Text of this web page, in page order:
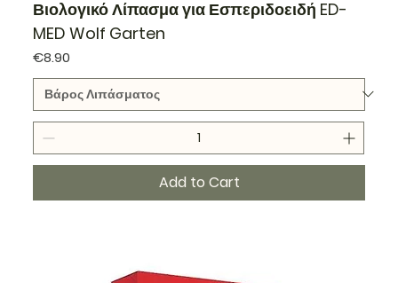
Βιολογικό Λίπασμα για Εσπεριδοειδή ED-
MED Wolf Garten
Price
€8.90
Add to Cart